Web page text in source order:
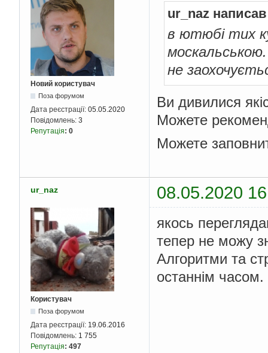
Новий користувач
Поза форумом
Дата реєстрації: 05.05.2020
Повідомлень: 3
Репутація: 0
ur_naz
в ютюбі тих
москальською.
не
Ви дивилися
Можете
Можете
ur_naz 08.05.2020
Користувач
Поза форумом
Дата реєстрації: 19.06.2016
Повідомлень: 1 755
Репутація: 497
якось
тепер не можу
Алгоритми та
останнім часом.